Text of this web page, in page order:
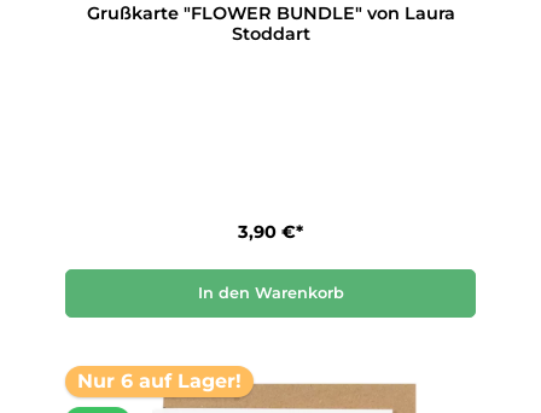
Grußkarte "FLOWER BUNDLE" von Laura
Stoddart
3,90 €*
In den Warenkorb
Nur 6 auf Lager!